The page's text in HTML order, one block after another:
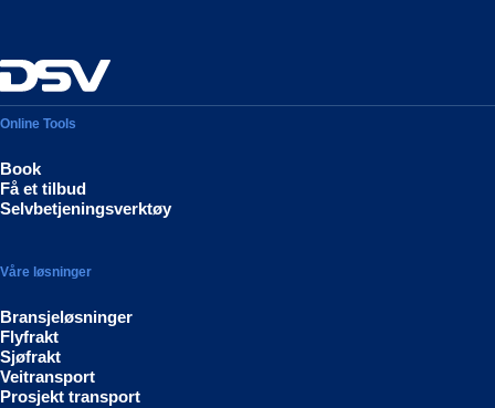
Online Tools
Book
Få et tilbud
Selvbetjeningsverktøy
Våre løsninger
Bransjeløsninger
Flyfrakt
Sjøfrakt
Veitransport
Prosjekt transport